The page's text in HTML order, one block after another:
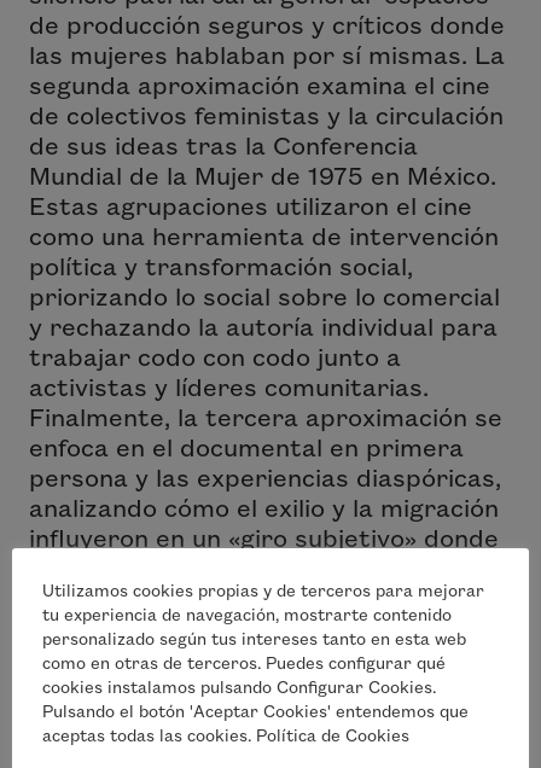
de producción seguros y críticos donde
las mujeres hablaban por sí mismas. La
segunda aproximación examina el cine
de colectivos feministas y la circulación
de sus ideas tras la Conferencia
Mundial de la Mujer de 1975 en México.
Estas agrupaciones utilizaron el cine
como una herramienta de intervención
política y transformación social,
priorizando lo social sobre lo comercial
y rechazando la autoría individual para
trabajar codo con codo junto a
activistas y líderes comunitarias.
Finalmente, la tercera aproximación se
enfoca en el documental en primera
persona y las experiencias diaspóricas,
analizando cómo el exilio y la migración
influyeron en un «giro subjetivo» donde
objetividad para explorar la feminidad,
la sexualidad y la memoria desde su
propia vivencia.
En última instancia, Cervera enfatizó
que el desconocimiento actual de estas
Utilizamos cookies propias y de terceros para mejorar
tu experiencia de navegación, mostrarte contenido
personalizado según tus intereses tanto en esta web
como en otras de terceros. Puedes configurar qué
cookies instalamos pulsando Configurar Cookies.
Pulsando el botón 'Aceptar Cookies' entendemos que
aceptas todas las cookies. Política de Cookies